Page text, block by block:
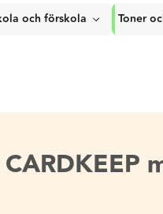
och förskola Toner